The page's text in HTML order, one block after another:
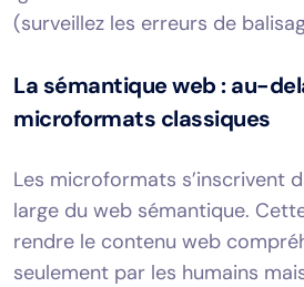
(surveillez les erreurs de
La sémantique web : au-
microformats classiques
Les microformats s’inscrivent
large du web sémantique.
rendre le contenu web
seulement par les humains